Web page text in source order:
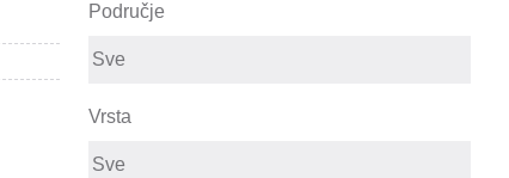
Područje
Vrsta